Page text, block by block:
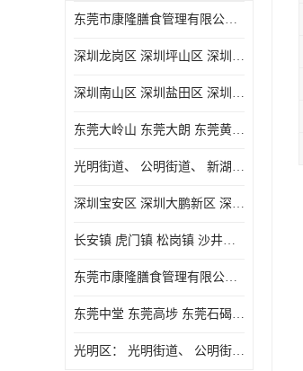
东莞市康隆膳食管理有限公司主要经营蔬菜配送 东莞食堂承包 光明蔬菜配送 深圳市食堂承包 深圳市蔬菜配送等业务 欢迎咨询了解
深圳龙岗区 深圳坪山区 深圳光明区 深圳龙华区
深圳南山区 深圳盐田区 深圳福田区 深圳罗湖区 深圳龙岗区
东莞大岭山 东莞大朗 东莞黄江 东莞樟木头 蔬菜配送
光明街道、 公明街道、 新湖街道、
深圳宝安区 深圳大鹏新区 深圳特别合作区
长安镇 虎门镇 松岗镇 沙井镇 公明镇 莞城街道 南城街道 东城街道 万江街道 石碣镇 石龙镇 茶山镇 石排镇 企石镇 横沥镇
东莞市康隆膳食管理有限公司 长安蔬菜配送 虎门蔬菜配送 大岭山蔬菜配送
东莞中堂 东莞高埗 东莞石碣 东莞望牛墩 东莞洪梅 东莞道滘 东莞石龙镇 东莞石排镇
光明区： 光明街道、 公明街道、 新湖街道、 凤凰街道、 玉塘街道、 马田街道